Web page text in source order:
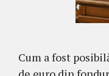
Cum a fost